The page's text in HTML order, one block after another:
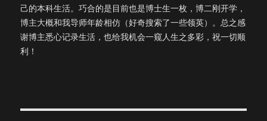
己的本科生活。巧合的是目前也是博士生一枚，博二刚开学，
博主大概和我导师年龄相仿（好奇搜索了一些领英）。总之感
谢博主悉心记录生活，也给我机会一窥人生之多彩，祝一切顺
利！